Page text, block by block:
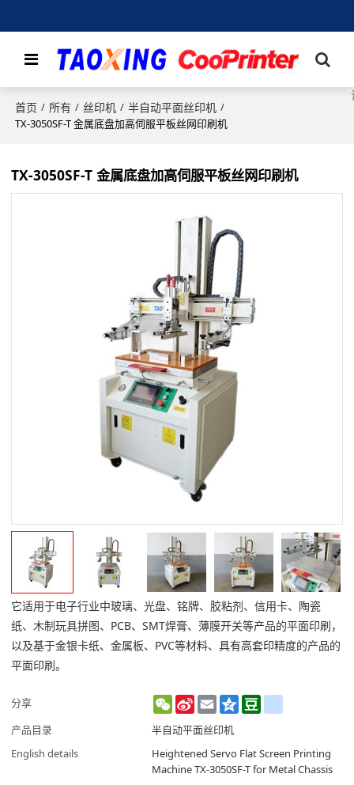
首页 / 所有 / 丝印机 / 半自动平面丝印机 /
TX-3050SF-T 金属底盘加高伺服平板丝网印刷机
TX-3050SF-T 金属底盘加高伺服平板丝网印刷机
它适用于电子行业中玻璃、光盘、铭牌、胶粘剂、信用卡、陶瓷
纸、木制玩具拼图、PCB、SMT焊膏、薄膜开关等产品的平面印刷，
以及基于金银卡纸、金属板、PVC等材料、具有高套印精度的产品的
平面印刷。
分享 WeChat
Sina
Weibo
EmailQzone
产品目录
半自动平面丝印机
English details
Heightened Servo Flat Screen Printing
Machine TX-3050SF-T for Metal Chassis